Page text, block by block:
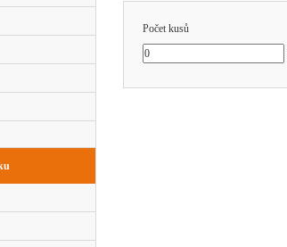
Počet kusů